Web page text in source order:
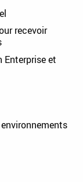
recevoir
Enterprise et